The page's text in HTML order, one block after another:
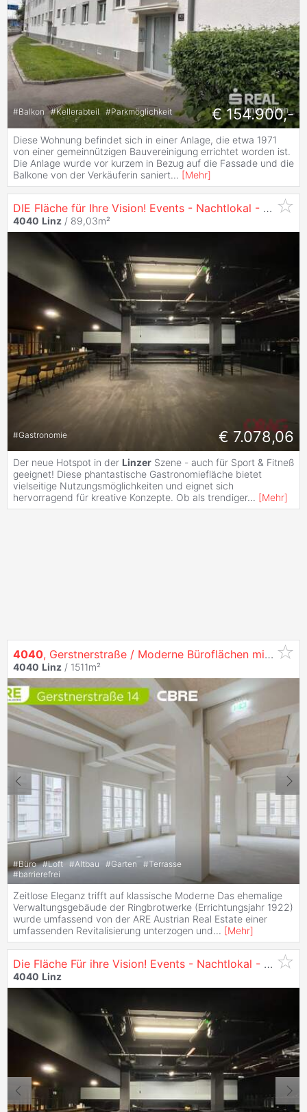
#Balkon #Kellerabteil #Parkmöglichkeit € 154.900,-
Diese Wohnung befindet sich in einer Anlage, die etwa 1971
von einer gemeinnützigen Bauvereinigung errichtet worden ist.
Die Anlage wurde vor kurzem in Bezug auf die Fassade und die
Balkone von der Verkäuferin saniert... [Mehr]
DIE Fläche für Ihre Vision! Events - Nachtlokal - Gastronomie - Club - zu mieten in
4040 Linz / 89,03m²
#Gastronomie € 7.078,06
Der neue Hotspot in der Linzer Szene - auch für Sport & Fitneß
geeignet! Diese phantastische Gastronomiefläche bietet
vielseitige Nutzungsmöglichkeiten und eignet sich
hervorragend für kreative Konzepte. Ob als trendiger... [Mehr]
4040, Gerstnerstraße / Moderne Büroflächen mit Einzigartigem Flair auf 3 Ebenen in
4040 Linz / 1511m²
#Büro #Loft #Altbau #Garten #Terrasse
#barrierefrei
Zeitlose Eleganz trifft auf klassische Moderne Das ehemalige
Verwaltungsgebäude der Ringbrotwerke (Errichtungsjahr 1922)
wurde umfassend von der ARE Austrian Real Estate einer
umfassenden Revitalisierung unterzogen und... [Mehr]
Die Fläche Für ihre Vision! Events - Nachtlokal - Gastronomie - Club - zu Mieten in
4040 Linz